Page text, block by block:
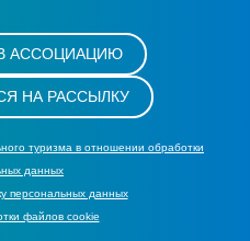
АССОЦИАЦИЮ
НА РАССЫЛКУ
туризма в отношении обработки
данных
персональных данных
файлов cookie